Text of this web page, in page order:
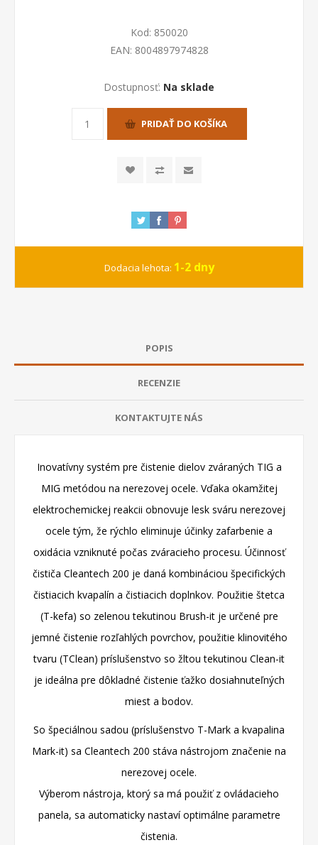
Kod: 850020
EAN: 8004897974828
Dostupnosť: Na sklade
PRIDAŤ DO KOŠÍKA
Dodacia lehota: 1-2 dny
POPIS
RECENZIE
KONTAKTUJTE NÁS
Inovatívny systém pre čistenie dielov zváraných TIG a
MIG metódou na nerezovej ocele. Vďaka okamžitej
elektrochemickej reakcii obnovuje lesk sváru nerezovej
ocele tým, že rýchlo eliminuje účinky zafarbenie a
oxidácia vzniknuté počas zváracieho procesu. Účinnosť
čističa Cleantech 200 je daná kombináciou špecifických
čistiacich kvapalín a čistiacich doplnkov. Použitie štetca
(T-kefa) so zelenou tekutinou Brush-it je určené pre
jemné čistenie rozľahlých povrchov, použitie klinovitého
tvaru (TClean) príslušenstvo so žltou tekutinou Clean-it
je ideálna pre dôkladné čistenie ťažko dosiahnuteľných
miest a bodov.
So špeciálnou sadou (príslušenstvo T-Mark a kvapalina
Mark-it) sa Cleantech 200 stáva nástrojom značenie na
nerezovej ocele.
Výberom nástroja, ktorý sa má použiť z ovládacieho
panela, sa automaticky nastaví optimálne parametre
čistenia.